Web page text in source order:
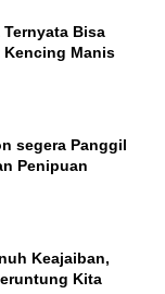
Bisa
Kencing Manis
segera Panggil
Penipuan
Keajaiban,
Kita